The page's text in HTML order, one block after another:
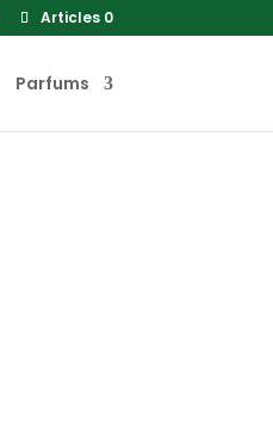
Articles 0
Parfums